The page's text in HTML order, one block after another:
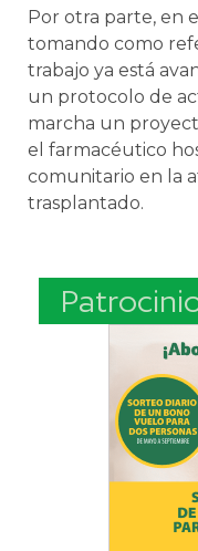
Por otra parte, en
tomando como
trabajo ya está
un protocolo de
marcha un
el farmacéutico
comunitario en la
trasplantado.